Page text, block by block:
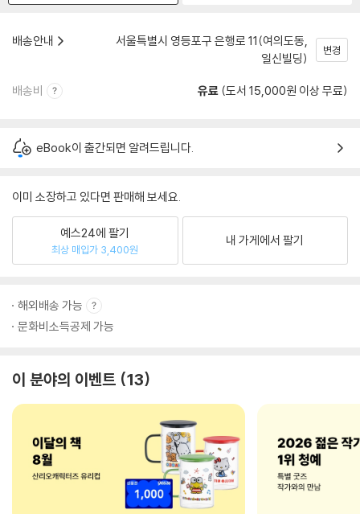
배송안내
서울특별시 영등포구 은행로 11(여의도동,
일신빌딩)
변경
배송비 유료 (도서 15,000원 이상 무료)
eBook이 출간되면 알려드립니다.
이미 소장하고 있다면 판매해 보세요.
예스24에 팔기
최상 매입가 3,400원
내 가게에서 팔기
해외배송 가능
문화비소득공제 가능
이 분야의 이벤트 13